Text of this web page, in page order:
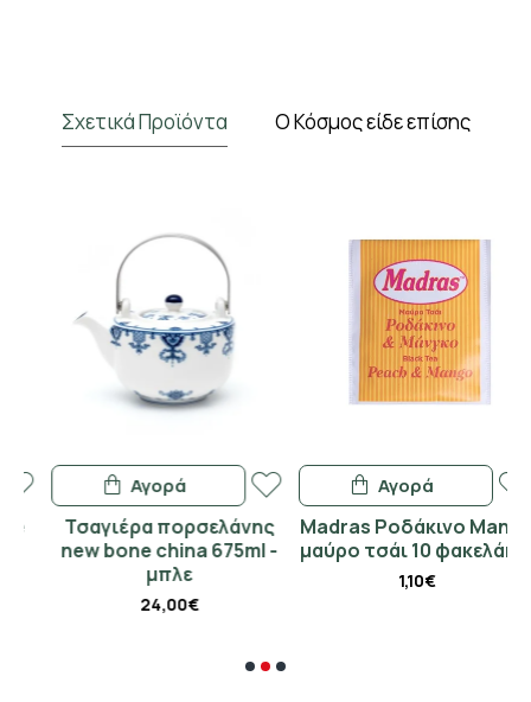
Σχετικά Προϊόντα Ο Κόσμος είδε επίσης
Τσαγιέρα πορσελάνης
new bone china 675ml -
μπλε
24,00€
Αγορά
Madras Ροδάκινο Mango
μαύρο τσάι 10 φακελάκια
1,10€
Αγορά